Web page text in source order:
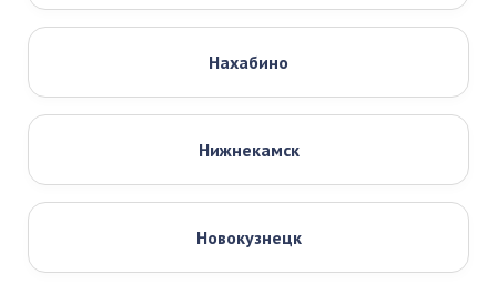
Нахабино
Нижнекамск
Новокузнецк